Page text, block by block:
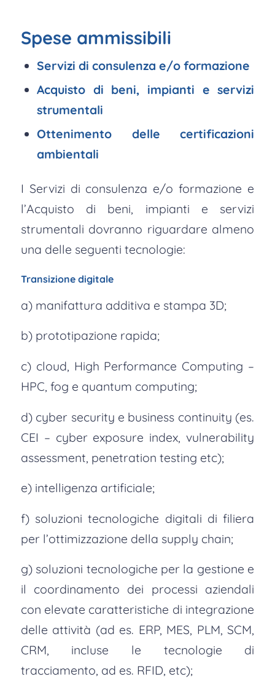
Spese ammissibili
Servizi di consulenza e/o formazione
Acquisto di beni, impianti e servizi
strumentali
Ottenimento delle certificazioni
ambientali
I Servizi di consulenza e/o formazione e
l’Acquisto di beni, impianti e servizi
strumentali dovranno riguardare almeno
una delle seguenti tecnologie:
Transizione digitale
a) manifattura additiva e stampa 3D;
b) prototipazione rapida;
c) cloud, High Performance Computing –
HPC, fog e quantum computing;
d) cyber security e business continuity (es.
CEI – cyber exposure index, vulnerability
assessment, penetration testing etc);
e) intelligenza artificiale;
f) soluzioni tecnologiche digitali di filiera
per l’ottimizzazione della supply chain;
g) soluzioni tecnologiche per la gestione e
il coordinamento dei processi aziendali
con elevate caratteristiche di integrazione
delle attività (ad es. ERP, MES, PLM, SCM,
CRM, incluse le tecnologie di
tracciamento, ad es. RFID, etc);